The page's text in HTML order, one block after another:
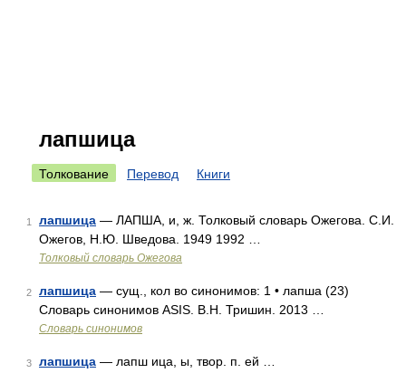
лапшица
Толкование Перевод Книги
1 лапшица — ЛАПША, и, ж. Толковый словарь Ожегова. С.И.
Ожегов, Н.Ю. Шведова. 1949 1992 …
Толковый словарь Ожегова
2 лапшица — сущ., кол во синонимов: 1 • лапша (23)
Словарь синонимов ASIS. В.Н. Тришин. 2013 …
Словарь синонимов
3 лапшица — лапш ица, ы, твор. п. ей …